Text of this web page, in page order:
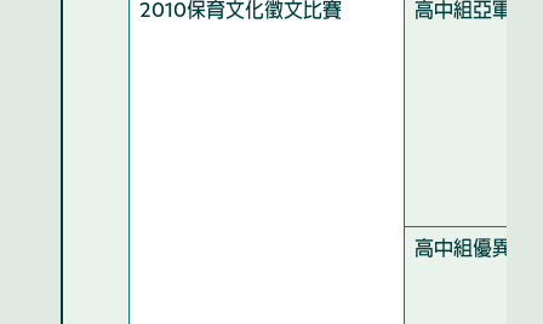
2010保育文化徵文比賽 高中組亞軍
高中組優異獎